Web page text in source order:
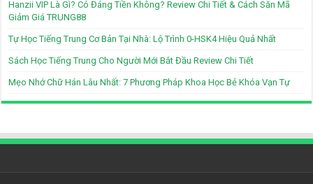
Hanzii VIP Là Gì? Có Đáng Tiền Không? Review Chi Tiết & Cách Săn Mã
Giảm Giá TRUNG88
Tự Học Tiếng Trung Cơ Bản Tại Nhà: Lộ Trình 0-HSK4 Hiệu Quả Nhất
Sách Học Tiếng Trung Cho Người Mới Bắt Đầu Review Chi Tiết
Mẹo Nhớ Chữ Hán Lâu Nhất: 7 Phương Pháp Khoa Học Bẻ Khóa Vạn Tự